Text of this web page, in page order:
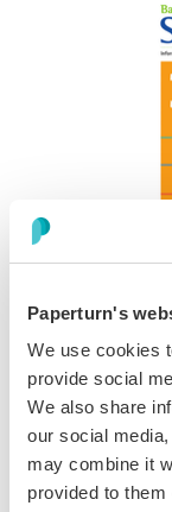
Paperturn's
We use cookies
provide social
We also share
our social
may combine it
provided to
Wie